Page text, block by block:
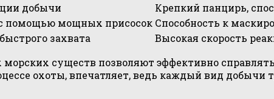
добычи
Крепкий панцирь,
помощью мощных присосок Способность к
захвата
Высокая скорость
существ позволяют эффективно
охоты, впечатляет, ведь каждый вид добычи